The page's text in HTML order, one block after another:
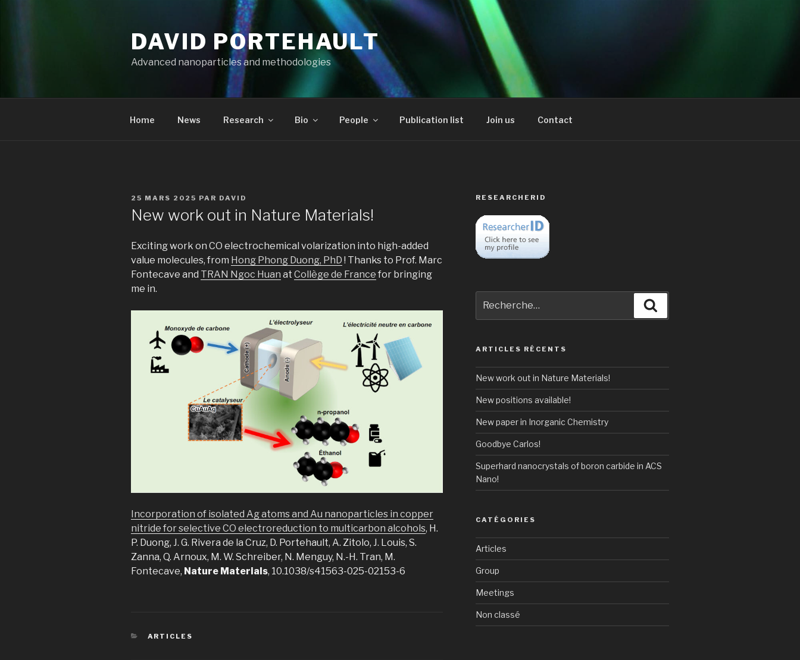
DAVID PORTEHAULT
Advanced nanoparticles and methodologies
Home News Research Bio People Publication list Join us Contact
PUBLIÉ
25 MARS 2025 PAR DAVID
New work out in Nature Materials!
Exciting work on CO electrochemical volarization into high-added
value molecules, from Hong Phong Duong, PhD ! Thanks to Prof. Marc
Fontecave and TRAN Ngoc Huan at Collège de France for bringing
me in.
Incorporation of isolated Ag atoms and Au nanoparticles in copper
nitride for selective CO electroreduction to multicarbon alcohols, H.
P. Duong, J. G. Rivera de la Cruz, D. Portehault, A. Zitolo, J. Louis, S.
Zanna, Q. Arnoux, M. W. Schreiber, N. Menguy, N.-H. Tran, M.
Fontecave, Nature Materials, 10.1038/s41563-025-02153-6
CATÉGORIES
ARTICLES
RESEARCHERID
pour
:
ARTICLES RÉCENTS
New work out in Nature Materials!
New positions available!
New paper in Inorganic Chemistry
Goodbye Carlos!
Superhard nanocrystals of boron carbide in ACS
Nano!
CATÉGORIES
Articles
Group
Meetings
Non classé